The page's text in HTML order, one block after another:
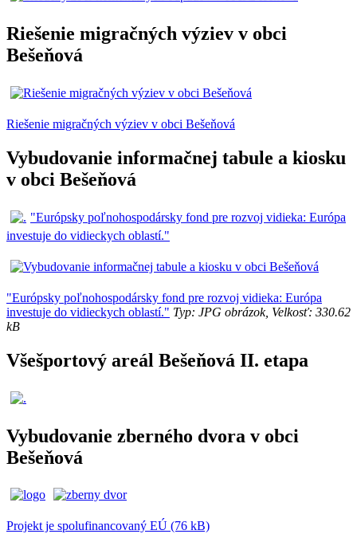
Riešenie migračných výziev v obci
Bešeňová
Riešenie migračných výziev v obci Bešeňová
Vybudovanie informačnej tabule a kiosku
v obci Bešeňová
"Európsky poľnohospodársky fond pre rozvoj vidieka: Európa
investuje do vidieckych oblastí."
"Európsky poľnohospodársky fond pre rozvoj vidieka: Európa
investuje do vidieckych oblastí." Typ: JPG obrázok, Velkosť: 330.62
kB
Všešportový areál Bešeňová II. etapa
Vybudovanie zberného dvora v obci
Bešeňová
Projekt je spolufinancovaný EÚ (76 kB)